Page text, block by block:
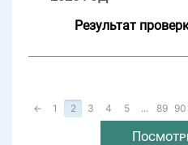
Результат
← 1 2 3 4 5 ... 89 90